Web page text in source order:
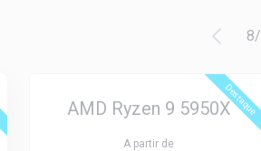
8/
Destaque
AMD Ryzen 9 5950X
A partir de